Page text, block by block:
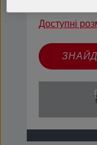
Доступні